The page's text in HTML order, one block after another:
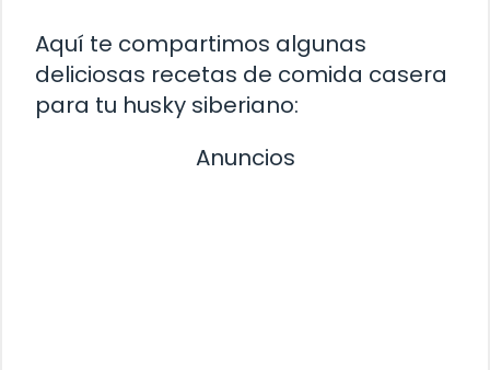
Aquí te compartimos algunas
deliciosas recetas de comida casera
para tu husky siberiano:
Anuncios